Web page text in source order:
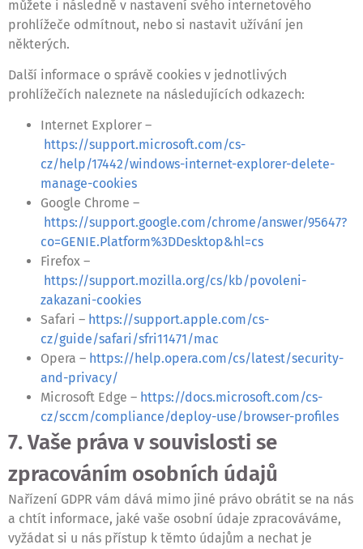
můžete i následně v nastavení svého internetového
prohlížeče odmítnout, nebo si nastavit užívání jen
některých.
Další informace o správě cookies v jednotlivých
prohlížečích naleznete na následujících odkazech:
Internet Explorer –
https://support.microsoft.com/cs-
cz/help/17442/windows-internet-explorer-delete-
manage-cookies
Google Chrome –
https://support.google.com/chrome/answer/95647?
co=GENIE.Platform%3DDesktop&hl=cs
Firefox –
https://support.mozilla.org/cs/kb/povoleni-
zakazani-cookies
Safari – https://support.apple.com/cs-
cz/guide/safari/sfri11471/mac
Opera – https://help.opera.com/cs/latest/security-
and-privacy/
Microsoft Edge – https://docs.microsoft.com/cs-
cz/sccm/compliance/deploy-use/browser-profiles
7. Vaše práva v souvislosti se
zpracováním osobních údajů
Nařízení GDPR vám dává mimo jiné právo obrátit se na nás
a chtít informace, jaké vaše osobní údaje zpracováváme,
vyžádat si u nás přístup k těmto údajům a nechat je